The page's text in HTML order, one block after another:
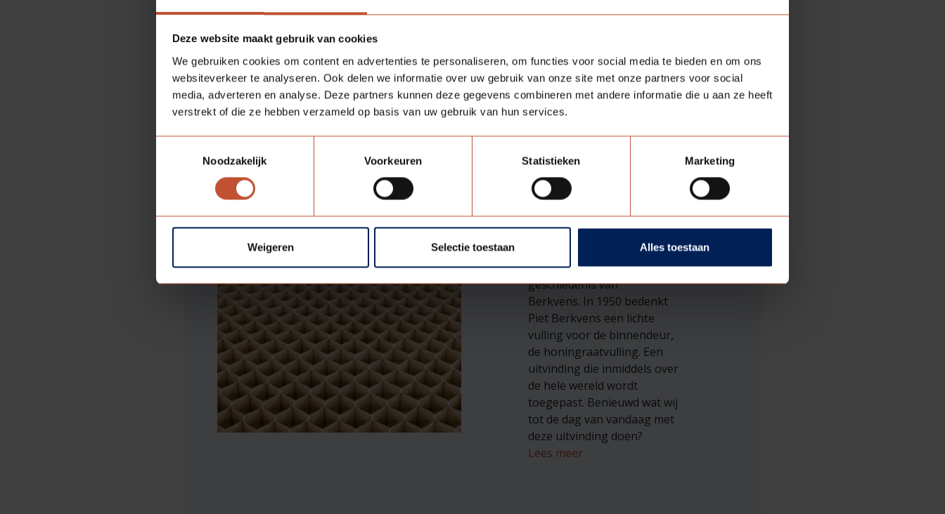
Deze website maakt gebruik van cookies
We gebruiken cookies om content en advertenties te personaliseren, om functies voor social media te bieden en om ons
websiteverkeer te analyseren. Ook delen we informatie over uw gebruik van onze site met onze partners voor social
media, adverteren en analyse. Deze partners kunnen deze gegevens combineren met andere informatie die u aan ze heeft
verstrekt of die ze hebben verzameld op basis van uw gebruik van hun services.
Noodzakelijk
Voorkeuren Statistieken Marketing
Weigeren Selectie toestaan Alles toestaan
Ongeveer 35 dagen nadat de veger is gemaakt, is ook het oorspronkelijke volk weer compleet: met een
nieuwe koningin die eitjes legt en een volk dat weer klaar is om verder te groeien.
Het is een prachtige periode in de bijenkast, waarin groei, vernieuwing en samenwerking centraal staan en
waarin de natuur zich op haar best laat zien.
HONINGRAATVULLING
De honingraat speelt een
belangrijke rol in de
geschiedenis van
Berkvens. In 1950 bedenkt
Piet Berkvens een lichte
vulling voor de binnendeur,
de honingraatvulling. Een
uitvinding die inmiddels over
de hele wereld wordt
toegepast. Benieuwd wat wij
tot de dag van vandaag met
deze uitvinding doen?
Lees meer